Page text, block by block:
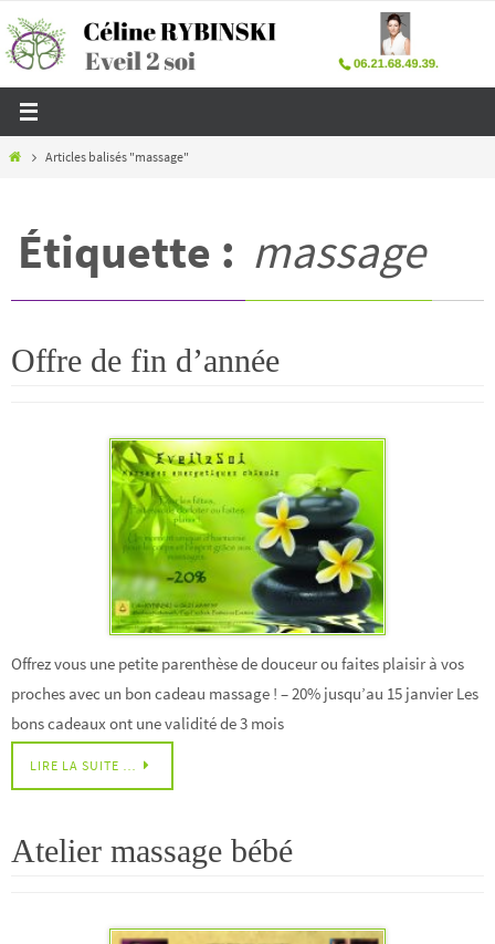
Passer
vers
contenu
HomeArticles balisés "massage"
Étiquette : massage
Offre de fin d’année
Offrez vous une petite parenthèse de douceur ou faites plaisir à vos
proches avec un bon cadeau massage ! – 20% jusqu’au 15 janvier Les
bons cadeaux ont une validité de 3 mois
LIRE LA SUITE …
Atelier massage bébé